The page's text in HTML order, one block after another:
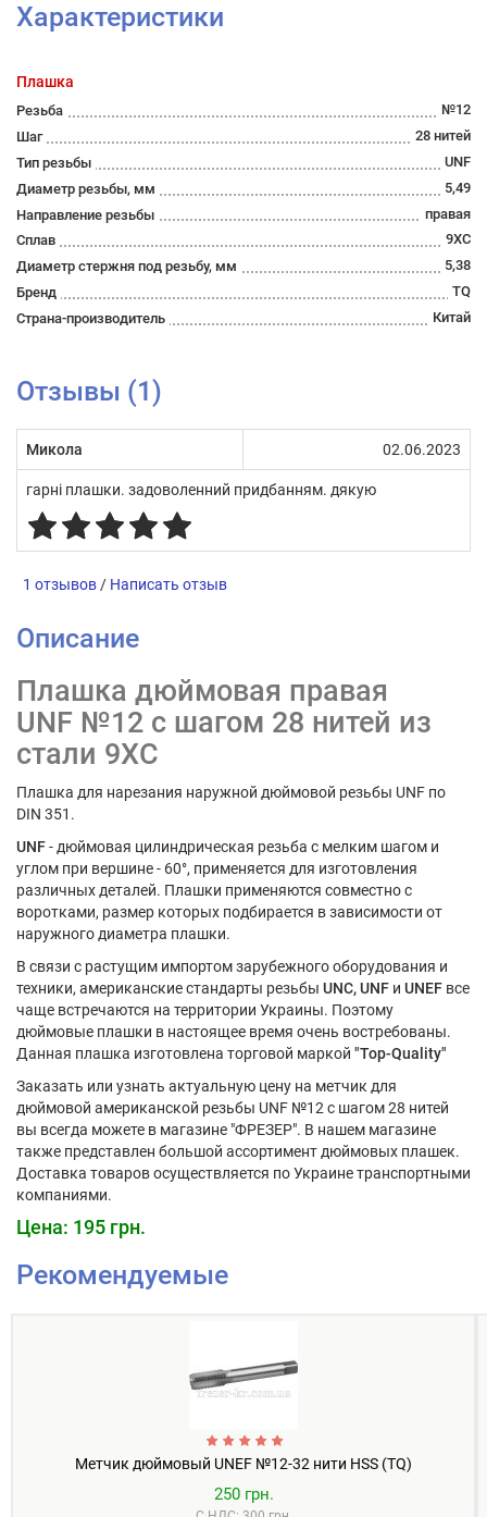
Характеристики
Плашка
Резьба
№12
Шаг
28 нитей
Тип резьбы
UNF
Диаметр резьбы, мм
5,49
Направление резьбы
правая
Сплав
9ХС
Диаметр стержня под резьбу, мм
5,38
Бренд
TQ
Страна-производитель
Китай
Отзывы (1)
Микола 02.06.2023
гарні плашки. задоволенний придбанням. дякую
1 отзывов / Написать отзыв
Описание
Плашка дюймовая правая
UNF №12 с шагом 28 нитей из
стали 9ХС
Плашка для нарезания наружной дюймовой резьбы UNF по
DIN 351.
UNF- дюймовая цилиндрическая резьба с мелким шагом и
углом при вершине - 60°, применяется для изготовления
различных деталей. Плашки применяются совместно с
воротками, размер которых подбирается в зависимости от
наружного диаметра плашки.
В связи с растущим импортом зарубежного оборудования и
техники, американские стандарты резьбы UNC,UNF и UNEF все
чаще встречаются на территории Украины. Поэтому
дюймовые плашки в настоящее время очень востребованы.
Данная плашка изготовлена торговой маркой "Top-Quality"
Заказать или узнать актуальную цену на метчик для
дюймовой американской резьбы UNF №12 с шагом 28 нитей
вы всегда можете в магазине "ФРЕЗЕР". В нашем магазине
также представлен большой ассортимент дюймовых плашек.
Доставка товаров осуществляется по Украине транспортными
компаниями.
Цена: 195 грн.
Рекомендуемые
Метчик дюймовый UNEF №12-32 нити HSS (TQ)
250 грн.